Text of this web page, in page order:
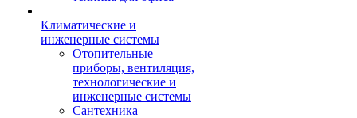
Климатические и
инженерные системы
Отопительные
приборы, вентиляция,
технологические и
инженерные системы
Сантехника